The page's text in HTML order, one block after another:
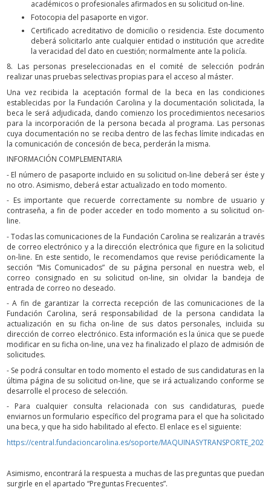
académicos o profesionales afirmados en su solicitud on-line.
Fotocopia del pasaporte en vigor.
Certificado acreditativo de domicilio o residencia. Este documento
deberá solicitarlo ante cualquier entidad o institución que acredite
la veracidad del dato en cuestión; normalmente ante la policía.
8. Las personas preseleccionadas en el comité de selección podrán
realizar unas pruebas selectivas propias para el acceso al máster.
Una vez recibida la aceptación formal de la beca en las condiciones
establecidas por la Fundación Carolina y la documentación solicitada, la
beca le será adjudicada, dando comienzo los procedimientos necesarios
para la incorporación de la persona becada al programa. Las personas
cuya documentación no se reciba dentro de las fechas límite indicadas en
la comunicación de concesión de beca, perderán la misma.
INFORMACIÓN COMPLEMENTARIA
- El número de pasaporte incluido en su solicitud on-line deberá ser éste y
no otro. Asimismo, deberá estar actualizado en todo momento.
- Es importante que recuerde correctamente su nombre de usuario y
contraseña, a fin de poder acceder en todo momento a su solicitud on-
line.
- Todas las comunicaciones de la Fundación Carolina se realizarán a través
de correo electrónico y a la dirección electrónica que figure en la solicitud
on-line. En este sentido, le recomendamos que revise periódicamente la
sección “Mis Comunicados” de su página personal en nuestra web, el
correo consignado en su solicitud on-line, sin olvidar la bandeja de
entrada de correo no deseado.
- A fin de garantizar la correcta recepción de las comunicaciones de la
Fundación Carolina, será responsabilidad de la persona candidata la
actualización en su ficha on-line de sus datos personales, incluida su
dirección de correo electrónico. Esta información es la única que se puede
modificar en su ficha on-line, una vez ha finalizado el plazo de admisión de
solicitudes.
- Se podrá consultar en todo momento el estado de sus candidaturas en la
última página de su solicitud on-line, que se irá actualizando conforme se
desarrolle el proceso de selección.
- Para cualquier consulta relacionada con sus candidaturas, puede
enviarnos un formulario específico del programa para el que ha solicitado
una beca, y que ha sido habilitado al efecto. El enlace es el siguiente:
https://central.fundacioncarolina.es/soporte/MAQUINASYTRANSPORTE_2026
Asimismo, encontrará la respuesta a muchas de las preguntas que puedan
surgirle en el apartado “Preguntas Frecuentes”.